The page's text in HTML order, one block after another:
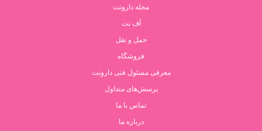
مجله دارونت
آف نت
حمل و نقل
فروشگاه
معرفی مسئول فنی دارونت
پرسش‌های متداول
تماس با ما
درباره ما